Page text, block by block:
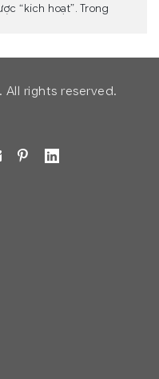
“kích hoạt”. Trong
All rights reserved.